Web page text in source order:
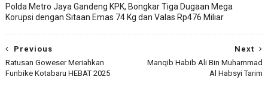
Polda Metro Jaya Gandeng KPK, Bongkar Tiga Dugaan Mega
Korupsi dengan Sitaan Emas 74 Kg dan Valas Rp476 Miliar
Next
Manqib Habib Ali Bin Muhammad
Al Habsyi Tarim
Previous
Ratusan Goweser Meriahkan
Funbike Kotabaru HEBAT 2025